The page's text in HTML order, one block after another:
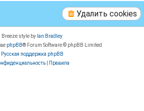
Удалить cookies
Breeze style by Ian Bradley
phpBB® Forum Software © phpBB Limited
Русская поддержка phpBB
Правила